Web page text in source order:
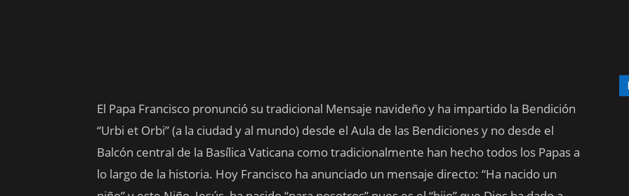
El Papa Francisco pronunció su tradicional Mensaje navideño y ha impartido la Bendición
“Urbi et Orbi” (a la ciudad y al mundo) desde el Aula de las Bendiciones y no desde el
Balcón central de la Basílica Vaticana como tradicionalmente han hecho todos los Papas a
lo largo de la historia. Hoy Francisco ha anunciado un mensaje directo: “Ha nacido un